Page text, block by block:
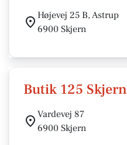
Højevej 25 B, Astrup
6900 Skjern
Butik 125 Skjern
Vardevej 87
6900 Skjern